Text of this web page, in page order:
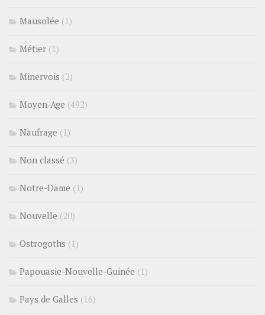
Mausolée (1)
Métier (1)
Minervois (2)
Moyen-Age (492)
Naufrage (1)
Non classé (3)
Notre-Dame (1)
Nouvelle (20)
Ostrogoths (1)
Papouasie-Nouvelle-Guinée (1)
Pays de Galles (16)